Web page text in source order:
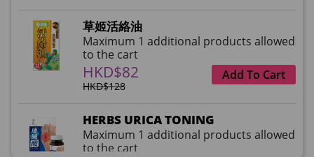
草姬活絡油
Maximum 1 additional products allowed
to the cart
HKD$82
HKD$128
Add To Cart
HERBS URICA TONING
Maximum 1 additional products allowed
to the cart